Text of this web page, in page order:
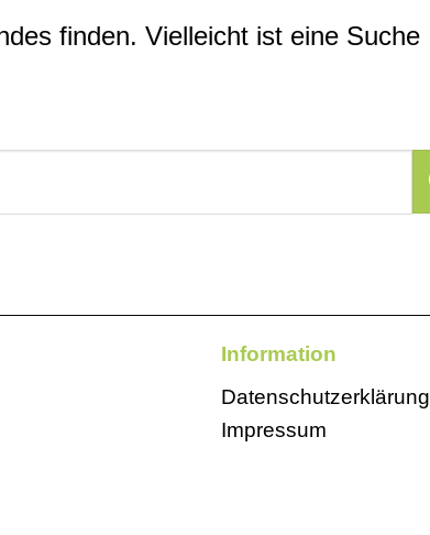
finden. Vielleicht ist eine Suche
Information
Datenschutzerklärung
Impressum